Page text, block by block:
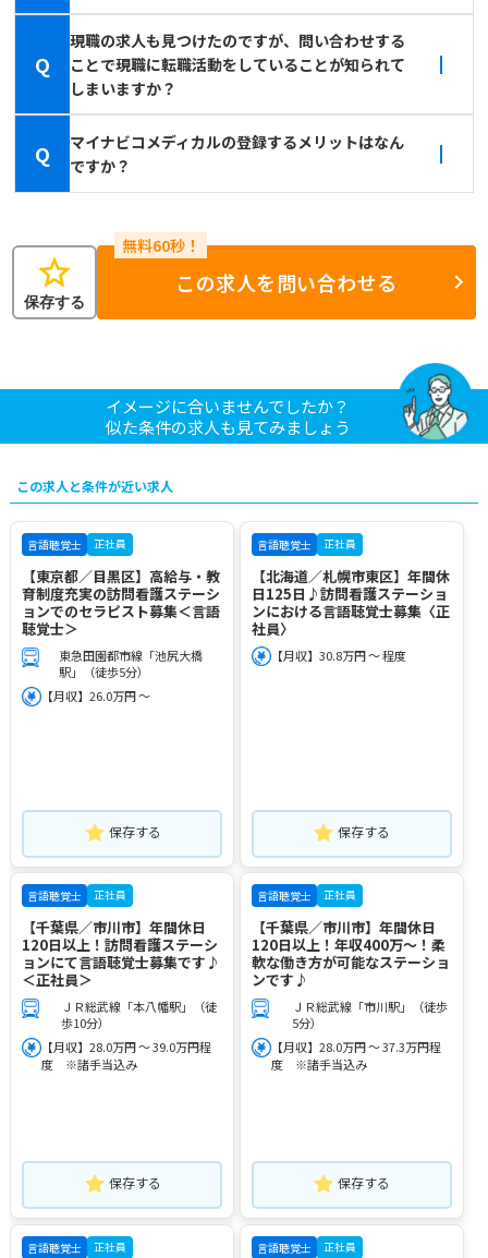
Q
現職の求人も見つけたのですが、問い合わせする
ことで現職に転職活動をしていることが知られて
しまいますか？
Q
マイナビコメディカルの登録するメリットはなん
ですか？
star
保存する
この求人を問い合わせる
イメージに合いませんでしたか？
似た条件の求人も見てみましょう
この求人と条件が近い求人
言語聴覚士 正社員
【東京都／目黒区】高給与・教
育制度充実の訪問看護ステーシ
ョンでのセラピスト募集＜言語
聴覚士＞
東急田園都市線「池尻大橋
駅」（徒歩5分）
【月収】26.0万円 ～
保存する
言語聴覚士 正社員
【北海道／札幌市東区】年間休
日125日♪訪問看護ステーショ
ンにおける言語聴覚士募集〈正
社員〉
【月収】30.8万円 ～ 程度
保存する
言語聴覚士 正社員
【千葉県／市川市】年間休日
120日以上！訪問看護ステーシ
ョンにて言語聴覚士募集です♪
＜正社員＞
ＪＲ総武線「本八幡駅」（徒
歩10分）
【月収】28.0万円 ～ 39.0万円程
度 ※諸手当込み
保存する
言語聴覚士 正社員
【千葉県／市川市】年間休日
120日以上！年収400万～！柔
軟な働き方が可能なステーショ
ンです♪
ＪＲ総武線「市川駅」（徒歩
5分）
【月収】28.0万円 ～ 37.3万円程
度 ※諸手当込み
保存する
言語聴覚士 正社員 言語聴覚士 正社員